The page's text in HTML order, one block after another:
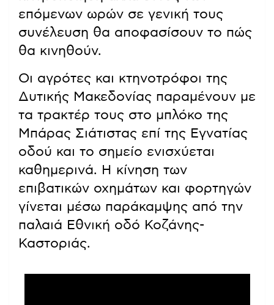
επόμενων ωρών σε γενική τους
συνέλευση θα αποφασίσουν το πώς
θα κινηθούν.
Οι αγρότες και κτηνοτρόφοι της
Δυτικής Μακεδονίας παραμένουν με
τα τρακτέρ τους στο μπλόκο της
Μπάρας Σιάτιστας επί της Εγνατίας
οδού και το σημείο ενισχύεται
καθημερινά. Η κίνηση των
επιβατικών οχημάτων και φορτηγών
γίνεται μέσω παράκαμψης από την
παλαιά Εθνική οδό Κοζάνης-
Καστοριάς.